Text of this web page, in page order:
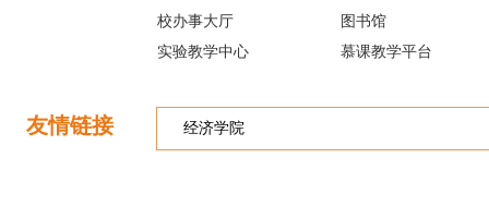
校办事大厅
图书馆
实验教学中心
慕课教学平台
友情链接